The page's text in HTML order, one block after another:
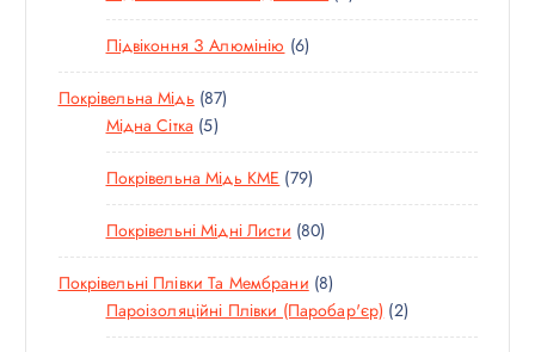
И
В
Р
Т
О
В
І
В
Т
В
И
Підвіконня З Алюмінію 66
Т
А
Р
І
В
Покрівельна Мідь 878
Т
О
В
А
Р
І
В
Мідна Сітка 55
Т
О
В
А
Р
І
В
Покрівельна Мідь KME 797
9
Т
О
В
А
Р
Покрівельні Мідні Листи 808
0
Т
О
В
Покрівельні Плівки Та Мембрани 88
Т
О
Пароізоляційні Плівки (паробар'єр) 22
Т